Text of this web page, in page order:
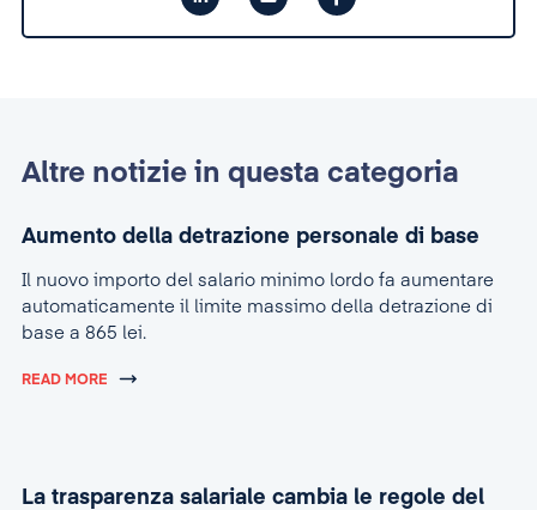
Altre notizie in questa categoria
Aumento della detrazione personale di base
Il nuovo importo del salario minimo lordo fa aumentare
automaticamente il limite massimo della detrazione di
base a 865 lei.
READ MORE
La trasparenza salariale cambia le regole del